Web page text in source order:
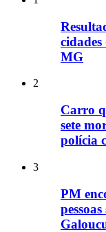
cidades
MG
2
Carro
sete
polícia
3
PM